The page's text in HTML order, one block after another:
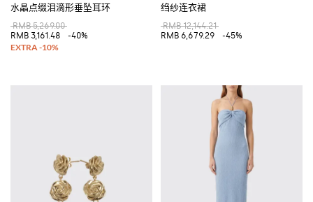
水晶点缀泪滴形垂坠耳环
RMB 5,269.00
RMB 3,161.48
-40%
绉纱连衣裙
RMB 12,144.21
RMB 6,679.29
-45%